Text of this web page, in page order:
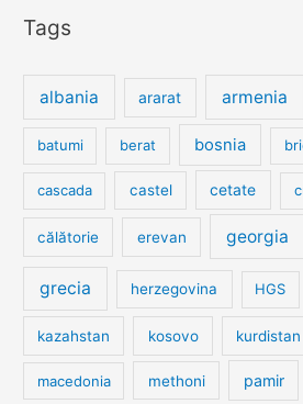
Tags
albania ararat armenia
batumi berat bosnia
cascada castel cetate
călătorie erevan georgia
grecia herzegovina HGS
kazahstan kosovo kurdistan
macedonia methoni pamir